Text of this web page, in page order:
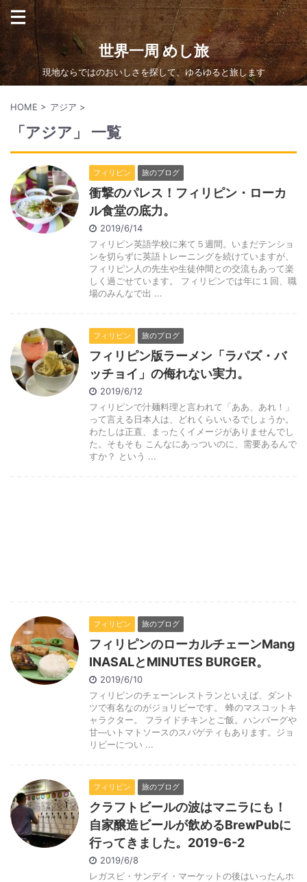
世界一周 めし旅
現地ならではのおいしさを探して、ゆるゆると旅します
HOME > アジア >
「アジア」 一覧
フィリピン 旅のブログ
衝撃のパレス！フィリピン・ローカ
ル食堂の底力。
2019/6/14
フィリピン英語学校に来て５週間。いまだテンショ
ンを切らずに英語トレーニングを続けていますが、
フィリピン人の先生や生徒仲間との交流もあって楽
しく過ごせています。 フィリピンでは年に１回、職
場のみんなで出 ...
フィリピン 旅のブログ
フィリピン版ラーメン「ラパズ・バ
ッチョイ」の侮れない実力。
2019/6/12
フィリピンで汁麺料理と言われて「ああ、あれ！」
って言える日本人は、どれくらいいるでしょうか。
わたしは正直、まったくイメージがありませんでし
た。そもそも こんなにあっついのに、需要あるんで
すか？ という ...
フィリピン 旅のブログ
フィリピンのローカルチェーンMang
INASALとMINUTES BURGER。
2019/6/10
フィリピンのチェーンレストランといえば、ダント
ツで有名なのがジョリビーです。 蜂のマスコットキ
ャラクター。 フライドチキンとご飯。ハンバーグや
甘―いトマトソースのスパゲティもあります。ジョ
リビーについ ...
フィリピン 旅のブログ
クラフトビールの波はマニラにも！
自家醸造ビールが飲めるBrewPubに
行ってきました。2019-6-2
2019/6/8
レガスピ・サンデイ・マーケットの後はいったんホ